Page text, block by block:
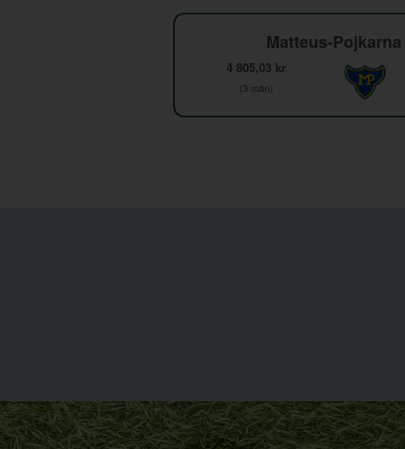
Matteus-
4 805,03 kr
(3 mån)